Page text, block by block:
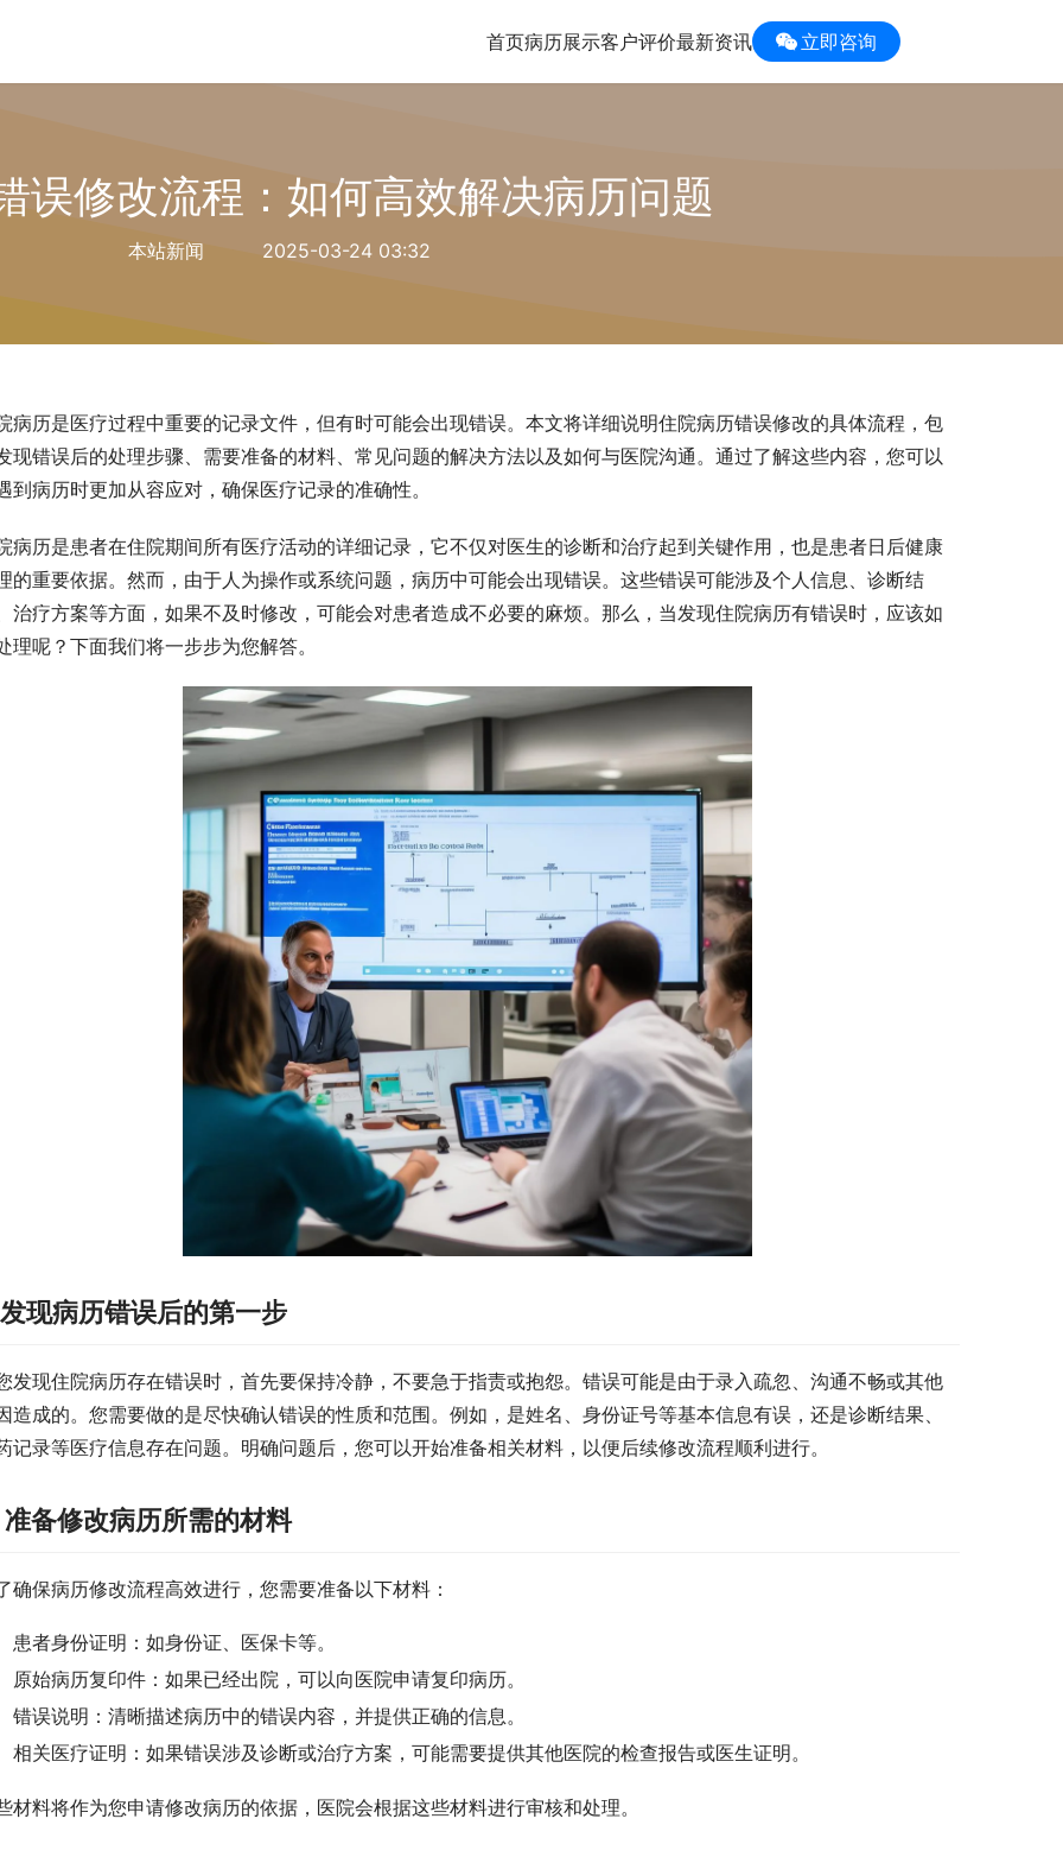
首页病历展示客户评价最新资讯 立即咨询
误修改流程：如何高效解决病历问题
本站新闻 2025-03-24 03:32
病历是医疗过程中重要的记录文件，但有时可能会出现错误。本文将详细说明住院病历错误修改的具体流程，包
现错误后的处理步骤、需要准备的材料、常见问题的解决方法以及如何与医院沟通。通过了解这些内容，您可以
到病历时更加从容应对，确保医疗记录的准确性。
病历是患者在住院期间所有医疗活动的详细记录，它不仅对医生的诊断和治疗起到关键作用，也是患者日后健康
的重要依据。然而，由于人为操作或系统问题，病历中可能会出现错误。这些错误可能涉及个人信息、诊断结
治疗方案等方面，如果不及时修改，可能会对患者造成不必要的麻烦。那么，当发现住院病历有错误时，应该如
理呢？下面我们将一步步为您解答。
现病历错误后的第一步
发现住院病历存在错误时，首先要保持冷静，不要急于指责或抱怨。错误可能是由于录入疏忽、沟通不畅或其他
造成的。您需要做的是尽快确认错误的性质和范围。例如，是姓名、身份证号等基本信息有误，还是诊断结果、
记录等医疗信息存在问题。明确问题后，您可以开始准备相关材料，以便后续修改流程顺利进行。
备修改病历所需的材料
确保病历修改流程高效进行，您需要准备以下材料：
患者身份证明：如身份证、医保卡等。
原始病历复印件：如果已经出院，可以向医院申请复印病历。
错误说明：清晰描述病历中的错误内容，并提供正确的信息。
相关医疗证明：如果错误涉及诊断或治疗方案，可能需要提供其他医院的检查报告或医生证明。
材料将作为您申请修改病历的依据，医院会根据这些材料进行审核和处理。